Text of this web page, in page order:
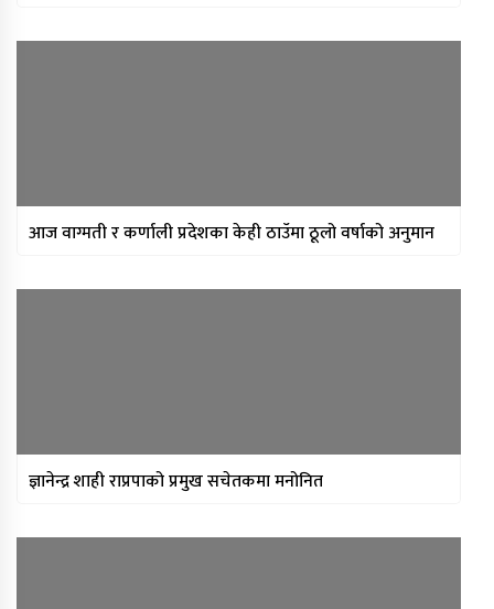
प्रदायकसँग १५ दिने स्पष्टीकरण माग
आज वाग्मती र कर्णाली प्रदेशका केही ठाउँमा ठूलो वर्षाको अनुमान
ज्ञानेन्द्र शाही राप्रपाको प्रमुख सचेतकमा मनोनित